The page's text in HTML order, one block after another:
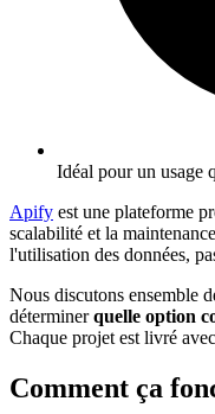
Idéal pour un usage
Apify est une plateforme
scalabilité et la
l'utilisation des données,
Nous discutons ensemble
déterminerquelle option
Chaque projet est livré
Comment ça